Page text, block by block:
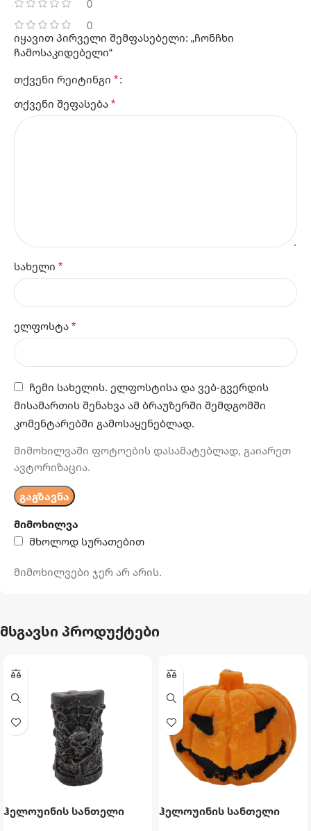
0
0
მიმოხილვა
მხოლოდ სურათებით
მიმოხილვები ჯერ არ არის.
იყავით პირველი შემფასებელი: „ჩონჩხი
ჩამოსაკიდებელი“
თქვენი რეიტინგი *
თქვენი შეფასება *
სახელი *
ელფოსტა *
ჩემი სახელის. ელფოსტისა და ვებ-გვერდის
მისამართის შენახვა ამ ბრაუზერში შემდგომში
კომენტარებში გამოსაყენებლად.
მიმოხილვაში ფოტოების დასამატებლად, გაიარეთ
ავტორიზაცია.
მსგავსი პროდუქტები
ჰელოუინის სანთელი
ჰელოუინის სანთელი